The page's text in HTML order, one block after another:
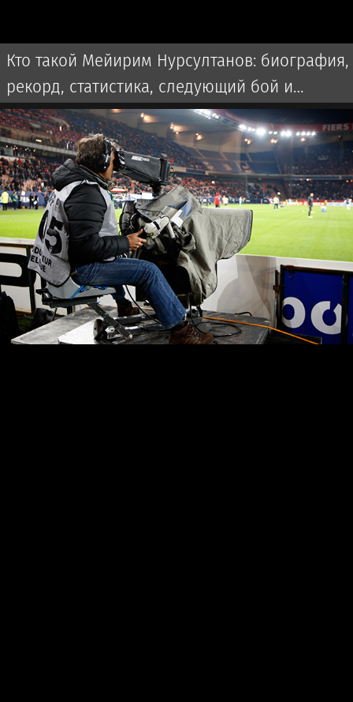
Кто такой Мейирим Нурсултанов: биография,
рекорд, статистика, следующий бой и
последние новости